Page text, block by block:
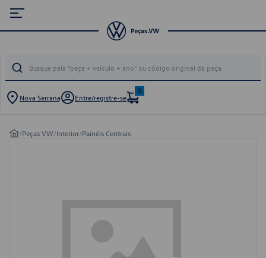
Nova Serrana Entre/registre-se
0
/Peças VW/Interior/Painéis Centrais